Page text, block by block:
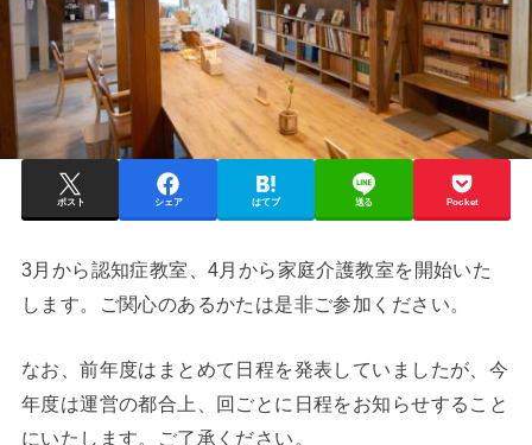
ポスト シェア はてブ 送る Pocket
3月から認知症教室、4月から家庭介護教室を開始いた
します。ご関心のあるかたは是非ご参加ください。
なお、前年度はまとめて日程を発表していましたが、今
年度は運営の都合上、回ごとに日程をお知らせすること
にいたします。ご了承ください。